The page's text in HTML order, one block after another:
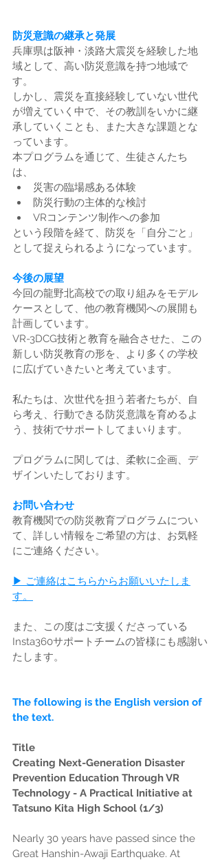
防災意識の継承と発展
兵庫県は阪神・淡路大震災を経験した地
域として、高い防災意識を持つ地域で
す。
しかし、震災を直接経験していない世代
が増えていく中で、その教訓をいかに継
承していくことも、また大きな課題とな
っています。
本プログラムを通じて、生徒さんたち
は、
災害の臨場感ある体験
防災行動の主体的な検討
VRコンテンツ制作への参加
という段階を経て、防災を「自分ごと」
として捉えられるようになっています。
今後の展望
今回の龍野北高校での取り組みをモデル
ケースとして、他の教育機関への展開も
計画しています。
VR-3DCG技術と教育を融合させた、この
新しい防災教育の形を、より多くの学校
に広げていきたいと考えています。
私たちは、次世代を担う若者たちが、自
ら考え、行動できる防災意識を育めるよ
う、技術でサポートしてまいります。
プログラムに関しては、柔軟に企画、デ
ザインいたしております。
お問い合わせ
教育機関での防災教育プログラムについ
て、詳しい情報をご希望の方は、お気軽
にご連絡ください。
▶ ご連絡はこちらからお願いいたしま
す。
また、この度はご支援くださっている
Insta360サポートチームの皆様にも感謝い
たします。
The following is the English version of
the text.
Title
Creating Next-Generation Disaster
Prevention Education Through VR
Technology - A Practical Initiative at
Tatsuno Kita High School (1/3)
Nearly 30 years have passed since the
Great Hanshin-Awaji Earthquake. At